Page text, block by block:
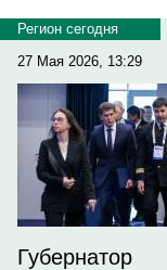
Регион сегодня
27 Мая 2026, 13:29
Губернатор